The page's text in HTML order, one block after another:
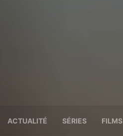
ACTUALITÉ SÉRIES FILMS